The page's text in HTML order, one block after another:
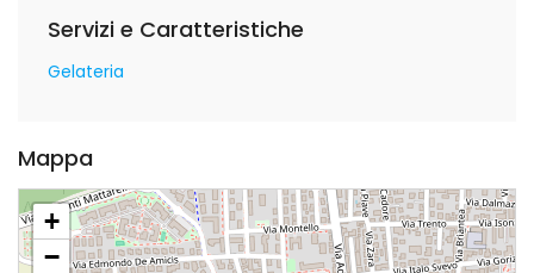
Servizi e Caratteristiche
Gelateria
Mappa
+
−